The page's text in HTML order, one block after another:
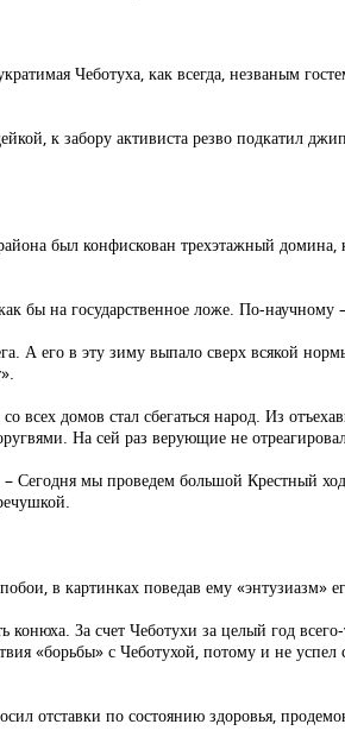
Чеботуха, как всегда, незваным
к забору активиста резво подкатил
был конфискован трехэтажный
бы на государственное ложе. По-научному
А его в эту зиму выпало сверх всякой
всех домов стал сбегаться народ. Из
На сей раз верующие не
Сегодня мы проведем большой Крестный
в картинках поведав ему «энтузиазм»
За счет Чеботухи за целый год
«борьбы» с Чеботухой, потому и не
отставки по состоянию здоровья,